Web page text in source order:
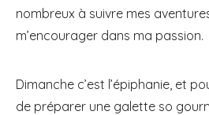
nombreux à suivre mes
m’encourager dans ma passion.
Dimanche c’est l’épiphanie, et
de préparer une galette so